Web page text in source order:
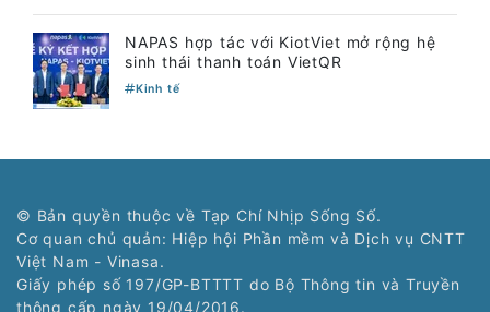
NAPAS hợp tác với KiotViet mở rộng hệ
sinh thái thanh toán VietQR
Kinh tế
© Bản quyền thuộc về Tạp Chí Nhịp Sống Số.
Cơ quan chủ quản: Hiệp hội Phần mềm và Dịch vụ CNTT
Việt Nam - Vinasa.
Giấy phép số 197/GP-BTTTT do Bộ Thông tin và Truyền
thông cấp ngày 19/04/2016.